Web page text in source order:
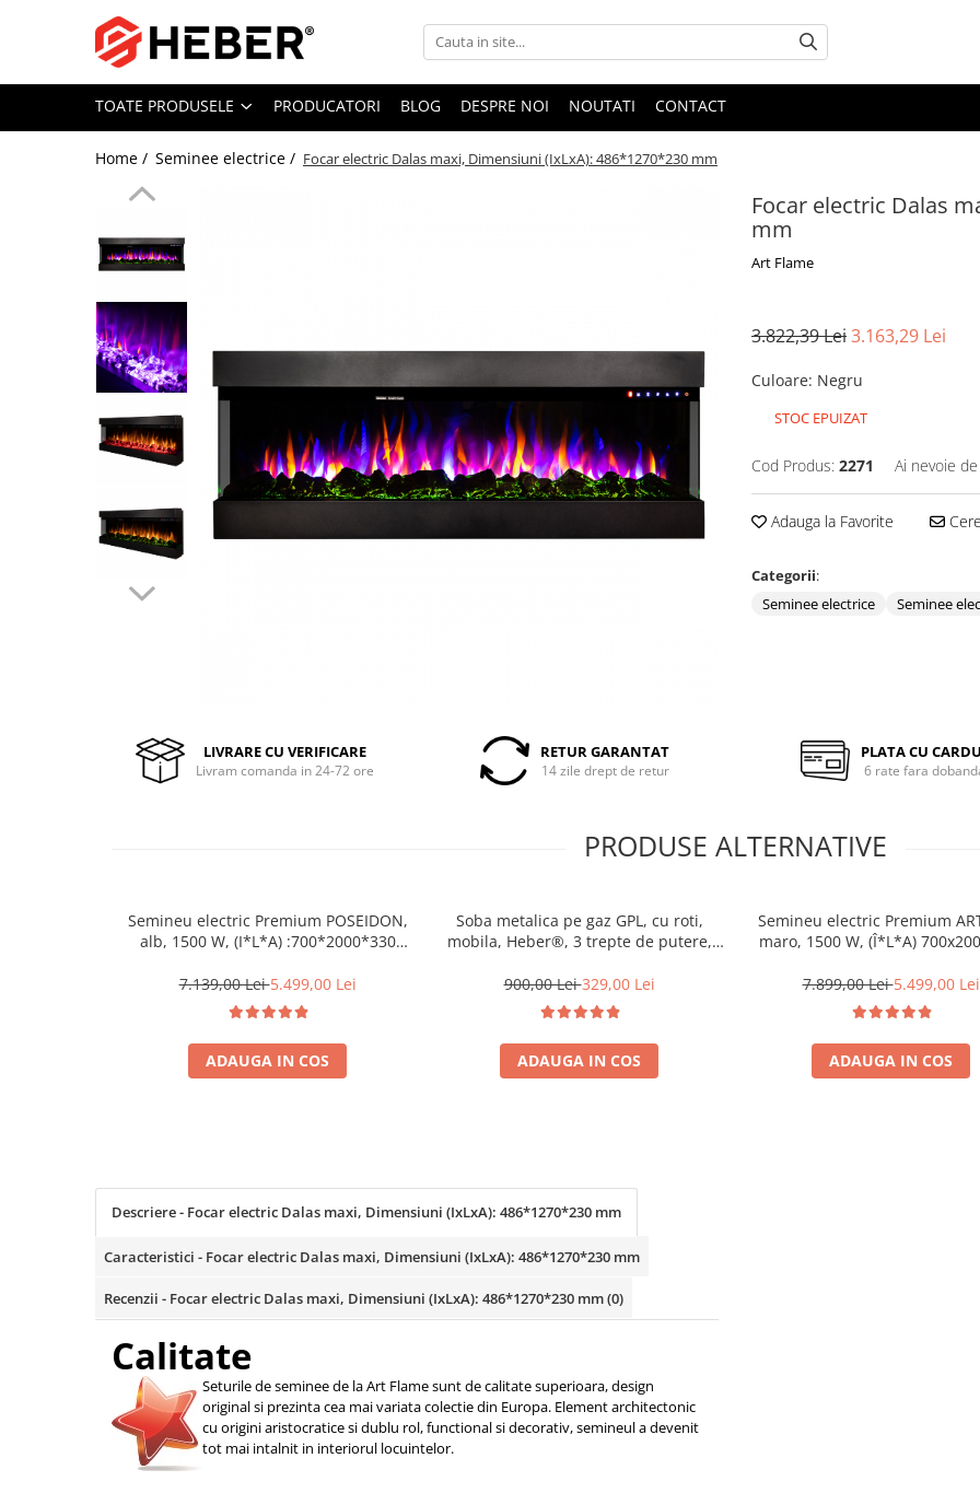
Toate Produsele
Mixere cu bol
Pompe submersibile nisip
Pompe apa de suprafata
Motopompe
Hidrofoare
Hidrofor cu pompa submersibila
Pompe de stropit
Pompe de stropit electrice
Pompe de stropit manuale
Atomizoare
Mori electrice cereale
Dezumidificatoare
Aparate de sudura
Motoare termice
Scule si Unelte Electrice
Betoniere si vibratoare beton
Produse uz casnic
Seminee electrice
Convectoare si aeroterme electrice
TOATE PRODUSELE PRODUCATORI BLOG DESPRE NOI NOUTATI CONTACT
Home / Seminee electrice / Focar electric Dalas maxi, Dimensiuni (IxLxA): 486*1270*230 mm
Focar electric Dalas
mm
Art Flame
3.822,39 Lei3.163,29 Lei
Culoare: Negru
STOC EPUIZAT
Cod Produs: 2271 Ai nevoie
Adauga la Favorite
Categorii:
Seminee electrice
Seminee
LIVRARE CU VERIFICARE
Livram comanda in 24-72 ore
RETUR GARANTAT
14 zile drept de retur
PLATA CU
6 rate fara
PRODUSE ALTERNATIVE
Semineu electric Premium POSEIDON,
alb, 1500 W, (I*L*A) :700*2000*330
7.139,00 Lei5.499,00 Lei
ADAUGA IN COS
Soba metalica pe gaz GPL, cu roti,
mobila, Heber®, 3 trepte de putere,
900,00 Lei329,00 Lei
ADAUGA IN COS
Semineu electric Premium
maro, 1500 W, (Î*L*A)
7.899,00 Lei5.499,00 Lei
ADAUGA IN COS
Descriere - Focar electric Dalas maxi, Dimensiuni (IxLxA): 486*1270*230 mm
Caracteristici - Focar electric Dalas maxi, Dimensiuni (IxLxA): 486*1270*230 mm
Recenzii - Focar electric Dalas maxi, Dimensiuni (IxLxA): 486*1270*230 mm(0)
Calitate
Seturile de seminee de la Art Flame sunt de calitate superioara, design
original si prezinta cea mai variata colectie din Europa. Element architectonic
cu origini aristocratice si dublu rol, functional si decorativ, semineul a devenit
tot mai intalnit in interiorul locuintelor.